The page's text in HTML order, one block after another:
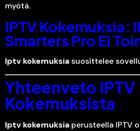
myötä.
IPTV Kokemuksia:
Smarters Pro Ei
Iptv kokemuksiasuosittelee
Yhteenveto IPTV
Kokemuksista
Iptv kokemuksia perusteella IPTV